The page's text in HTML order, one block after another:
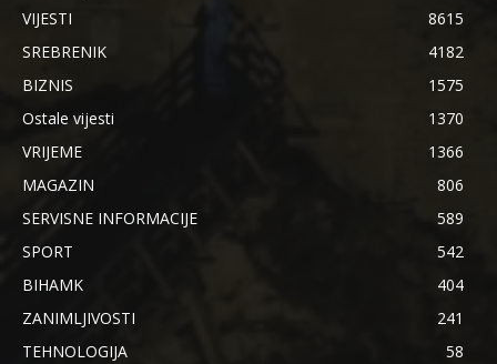
VIJESTI
8615
SREBRENIK
4182
BIZNIS
1575
Ostale vijesti
1370
VRIJEME
1366
MAGAZIN
806
SERVISNE INFORMACIJE
589
SPORT
542
BIHAMK
404
ZANIMLJIVOSTI
241
TEHNOLOGIJA
58